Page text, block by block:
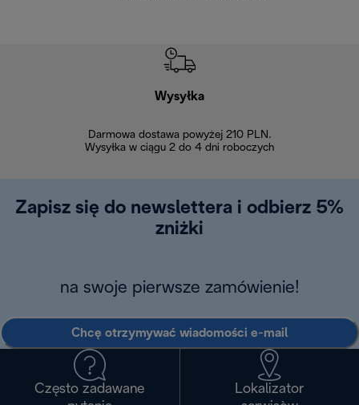
Wysyłka
Darmowa dostawa powyżej 210 PLN.
Wysyłka w ciągu 2 do 4 dni roboczych
Zapisz się do newslettera i odbierz 5%
zniżki
na swoje pierwsze zamówienie!
Chcę otrzymywać wiadomości e-mail
Często zadawane
Lokalizator